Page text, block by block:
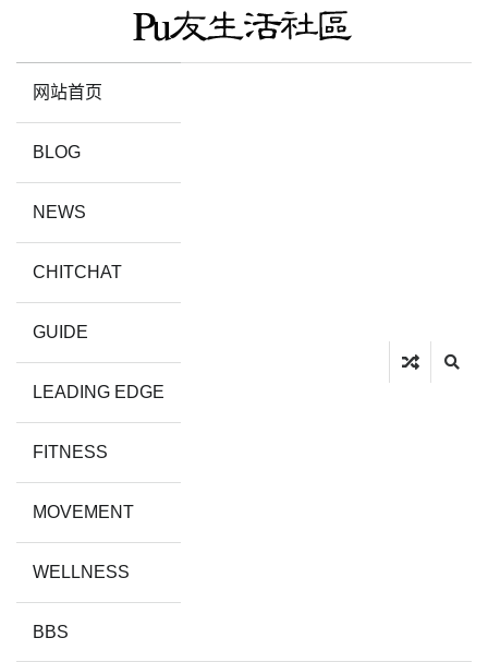
网站首页
BLOG
NEWS
CHITCHAT
GUIDE
LEADING EDGE
FITNESS
MOVEMENT
WELLNESS
BBS